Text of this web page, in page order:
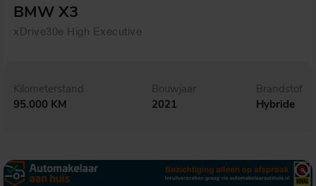
BMW X3
xDrive30e High Executive
Kilometerstand
95.000 KM
Bouwjaar
2021
Brandstof
Hybride